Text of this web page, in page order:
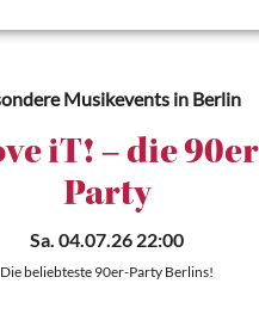
Musikevents in Berlin
iT! – die 90er
Party
Sa. 04.07.26 22:00
Die beliebteste 90er-Party Berlins!